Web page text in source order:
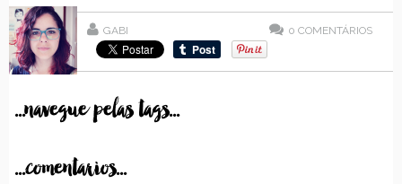
GABI 0 COMENTÁRIOS
...navegue pelas tags...
...comentarios...